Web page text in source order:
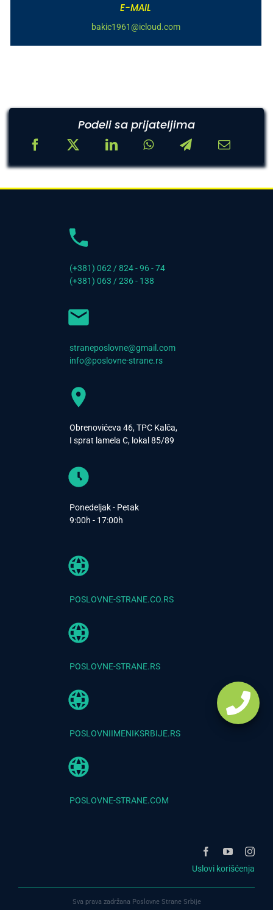
E-MAIL
bakic1961@icloud.com
Podeli sa prijateljima
(+381) 062 / 824 - 96 - 74
(+381) 063 / 236 - 138
straneposlovne@gmail.com
info@poslovne-strane.rs
Obrenovićeva 46, TPC Kalča,
I sprat lamela C, lokal 85/89
Ponedeljak - Petak
9:00h - 17:00h
POSLOVNE-STRANE.CO.RS
POSLOVNE-STRANE.RS
POSLOVNIIMENIKSRBIJE.RS
POSLOVNE-STRANE.COM
Uslovi korišćenja
Sva prava zadržana Poslovne Strane Srbije